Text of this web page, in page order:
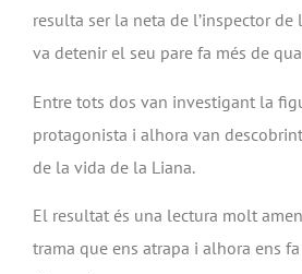
resulta ser la neta de l’inspector
va detenir el seu pare fa més de
Entre tots dos van investigant la
protagonista i alhora van
de la vida de la Liana.
El resultat és una lectura molt
trama que ens atrapa i alhora ens